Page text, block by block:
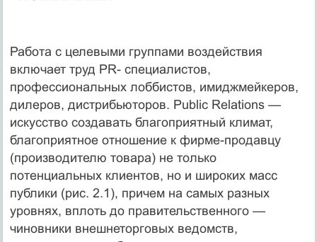
Работа с целевыми группами воздействия
включает труд PR- специалистов,
профессиональных лоббистов, имиджмейкеров,
дилеров, дистрибьюторов. Public Relations —
искусство создавать благоприятный климат,
благоприятное отношение к фирме-продавцу
(производителю товара) не только
потенциальных клиентов, но и широких масс
публики (рис. 2.1), причем на самых разных
уровнях, вплоть до правительственного —
чиновники внешнеторговых ведомств,